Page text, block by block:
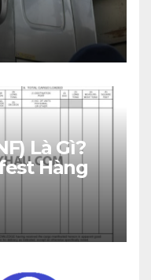
Là Gì?
Hàng